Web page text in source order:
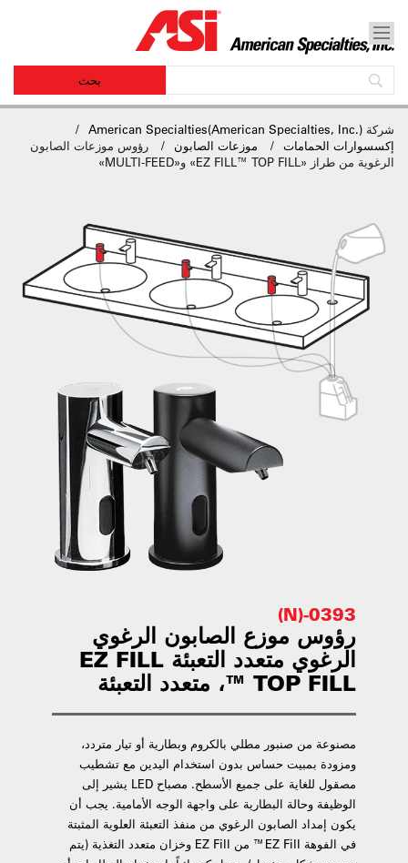
شركة American Specialties(American Specialties, Inc.)
إكسسوارات الحمامات
موزعات الصابون
رؤوس موزعات الصابون
الرغوية من طراز «EZ FILL™ TOP FILL» و«MULTI-FEED»
0393-(N)
رؤوس موزع الصابون الرغوي
الرغوي متعدد التعبئة EZ FILL
™ TOP FILL، متعدد التعبئة
مصنوعة من صنبور مطلي بالكروم وبطارية أو تيار متردد،
ومزودة بمبيت حساس بدون استخدام اليدين مع تشطيب
مصقول للغاية على جميع الأسطح. مصباح LED يشير إلى
الوظيفة وحالة البطارية على واجهة الوجه الأمامية. يجب أن
يكون إمداد الصابون الرغوي من منفذ التعبئة العلوية المثبتة
في الفوهة EZ Fill™ من EZ Fill وخزان متعدد التغذية (يتم